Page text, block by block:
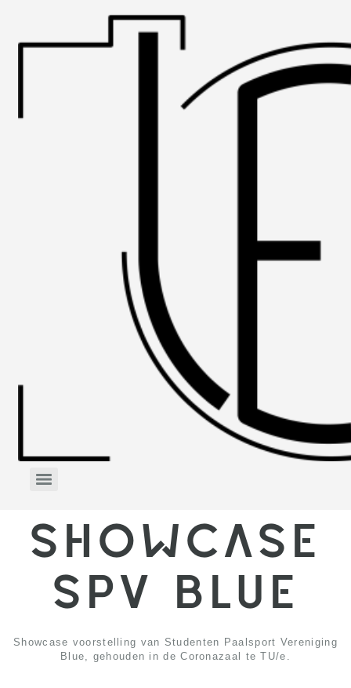
SHOWCASE
SPV BLUE
Showcase voorstelling van Studenten Paalsport Vereniging
Blue, gehouden in de Coronazaal te TU/e.